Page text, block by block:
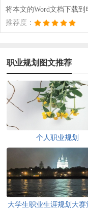
将本文的Word文档下载
推荐度：
职业规划图文推荐
个人职业规划
大学生职业生涯规划大赛